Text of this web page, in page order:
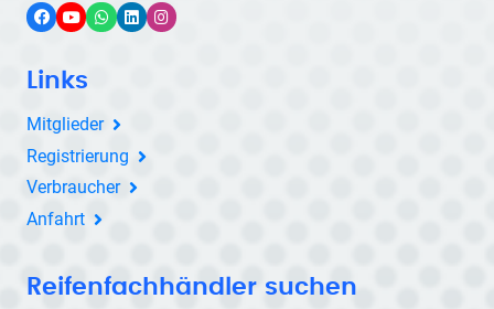
FacebookYouTubeWhatsApp
LinkedInInstagram
Links
Mitglieder
Registrierung
Verbraucher
Anfahrt
Reifenfachhändler suchen